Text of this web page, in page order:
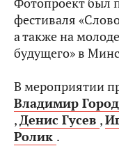
Фотопроект был
фестиваля
а также на
будущего» в
В мероприятии
Владимир
,Денис Гусев ,
Ролик .